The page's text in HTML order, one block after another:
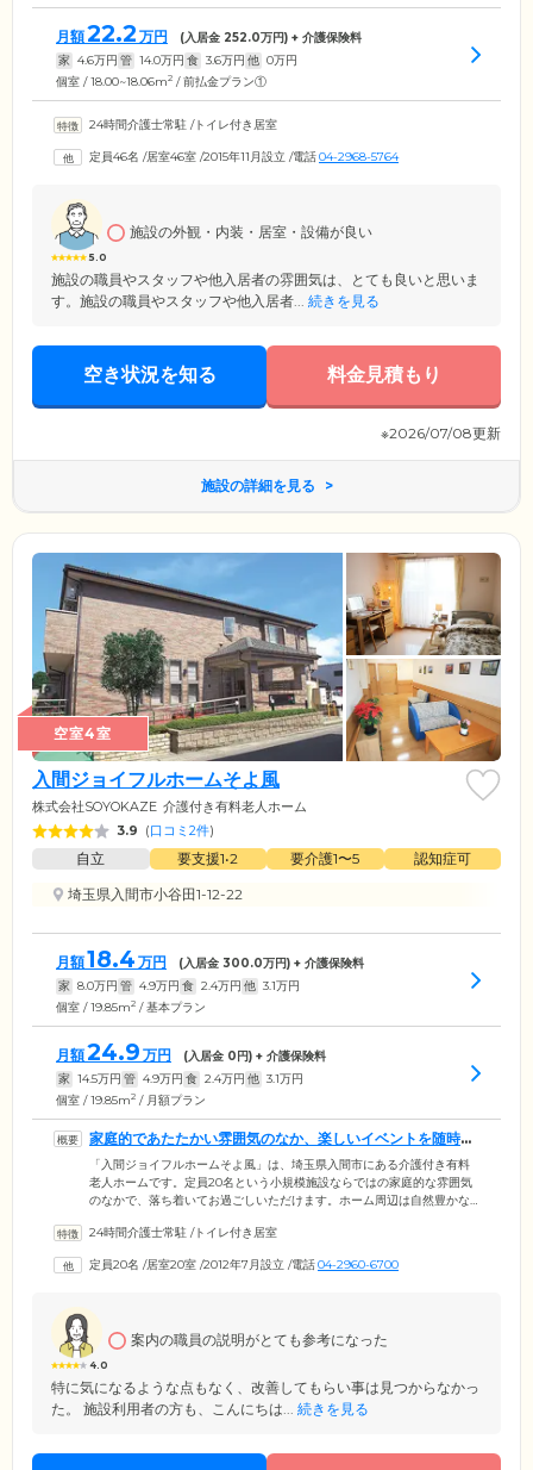
月額22.2 万円 (入居金 252.0万円) + 介護保険料
家 4.6万円 管 14.0万円 食 3.6万円 他 0万円
個室 / 18.00~18.06m2 / 前払金プラン①
24時間介護士常駐 /トイレ付き居室
定員46名 /居室46室 /2015年11月設立 /電話04-2968-5764
5.0
施設の外観・内装・居室・設備が良い
施設の職員やスタッフや他入居者の雰囲気は、とても良いと思いま
す。施設の職員やスタッフや他入居者... 続きを見る
空き状況を知る 料金見積もり
※2026/07/08更新
施設の詳細を見る
空室4室
入間ジョイフルホームそよ風
株式会社SOYOKAZE 介護付き有料老人ホーム
3.9 (口コミ2件)
自立 要支援1•2 要介護1〜5
認知症可
埼玉県入間市小谷田1-12-22
月額18.4 万円 (入居金 300.0万円) + 介護保険料
家 8.0万円 管 4.9万円 食 2.4万円 他 3.1万円
個室 / 19.85m2 / 基本プラン
月額24.9 万円 (入居金 0円) + 介護保険料
家 14.5万円 管 4.9万円 食 2.4万円 他 3.1万円
個室 / 19.85m2 / 月額プラン
家庭的であたたかい雰囲気のなか、楽しいイベントを随時開
催しています
「入間ジョイフルホームそよ風」は、埼玉県入間市にある介護付き有料
老人ホームです。定員20名という小規模施設ならではの家庭的な雰囲気
のなかで、落ち着いてお過ごしいただけます。ホーム周辺は自然豊かな
ください。またご入居者様が日々楽しくいきいきと過ごせるよう、季節
など趣味をお楽しみいただける教室やレクリエーションも充実しており
24時間介護士常駐 /トイレ付き居室
定員20名 /居室20室 /2012年7月設立 /電話04-2960-6700
4.0
案内の職員の説明がとても参考になった
特に気になるような点もなく、改善してもらい事は見つからなかっ
た。 施設利用者の方も、こんにちは... 続きを見る